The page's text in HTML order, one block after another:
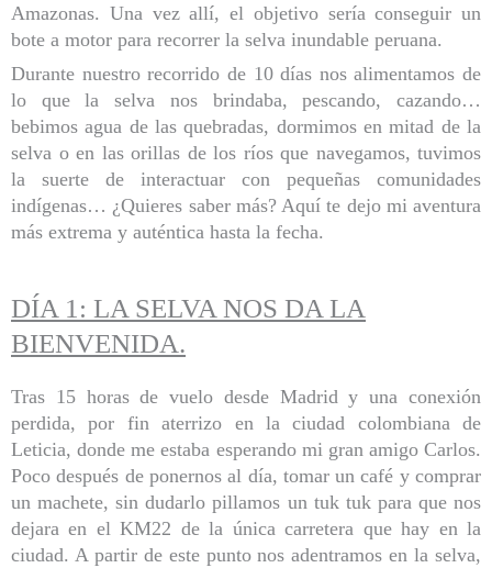
Amazonas. Una vez allí, el objetivo sería conseguir un
bote a motor para recorrer la selva inundable peruana.
Durante nuestro recorrido de 10 días nos alimentamos de
lo que la selva nos brindaba, pescando, cazando…
bebimos agua de las quebradas, dormimos en mitad de la
selva o en las orillas de los ríos que navegamos, tuvimos
la suerte de interactuar con pequeñas comunidades
indígenas… ¿Quieres saber más? Aquí te dejo mi aventura
más extrema y auténtica hasta la fecha.
DÍA 1: LA SELVA NOS DA LA
BIENVENIDA.
Tras 15 horas de vuelo desde Madrid y una conexión
perdida, por fin aterrizo en la ciudad colombiana de
Leticia, donde me estaba esperando mi gran amigo Carlos.
Poco después de ponernos al día, tomar un café y comprar
un machete, sin dudarlo pillamos un tuk tuk para que nos
dejara en el KM22 de la única carretera que hay en la
ciudad. A partir de este punto nos adentramos en la selva,